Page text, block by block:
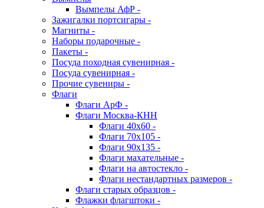
Вымпелы АфР -
Зажигалки портсигары -
Магниты -
Наборы подарочные -
Пакеты -
Посуда походная сувенирная -
Посуда сувенирная -
Прочие сувениры -
Флаги
Флаги АрФ -
Флаги Москва-КНН
Флаги 40х60 -
Флаги 70х105 -
Флаги 90х135 -
Флаги махательные -
Флаги на автостекло -
Флаги нестандартных размеров -
Флаги старых образцов -
Флажки флагштоки -